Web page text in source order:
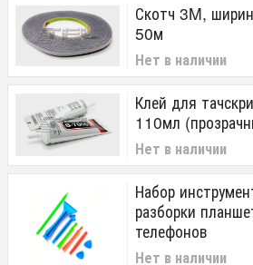
Скотч 3M,
50м
Нет в наличии
Клей для
110мл
Нет в наличии
Набор
разборки
телефонов
Нет в наличии